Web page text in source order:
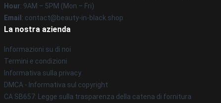
Hour: 9AM – 5PM (Mon – Fri)
Email : contact@beauty-in-black.shop
La nostra azienda
Informazioni su di noi
Termini e condizioni
Informativa sulla privacy
DMCA - Informativa sul copyright
CA SB657: Legge sulla trasparenza della catena di fornitura